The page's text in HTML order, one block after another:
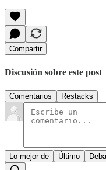
Compartir
Discusión sobre este post
Comentarios Restacks
Lo mejor de Último